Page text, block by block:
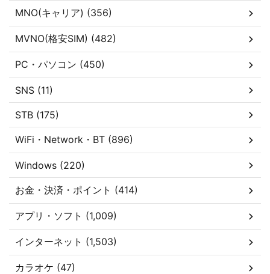
MNO(キャリア) (356)
MVNO(格安SIM) (482)
PC・パソコン (450)
SNS (11)
STB (175)
WiFi・Network・BT (896)
Windows (220)
お金・決済・ポイント (414)
アプリ・ソフト (1,009)
インターネット (1,503)
カラオケ (47)